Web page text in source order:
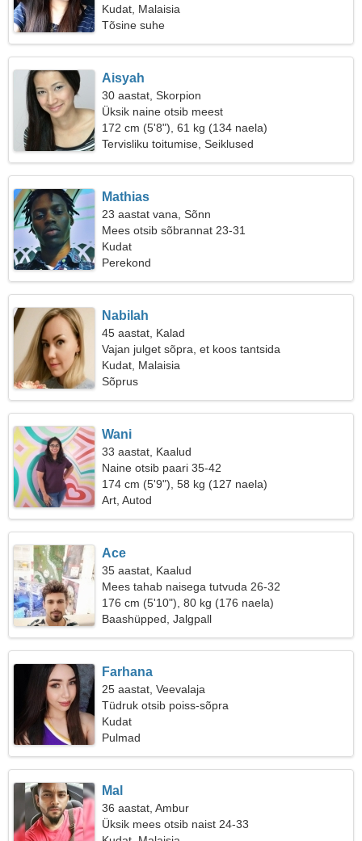
Kudat, Malaisia
Tõsine suhe
Aisyah
30 aastat, Skorpion
Üksik naine otsib meest
172 cm (5'8"), 61 kg (134 naela)
Tervisliku toitumise, Seiklused
Mathias
23 aastat vana, Sõnn
Mees otsib sõbrannat 23-31
Kudat
Perekond
Nabilah
45 aastat, Kalad
Vajan julget sõpra, et koos tantsida
Kudat, Malaisia
Sõprus
Wani
33 aastat, Kaalud
Naine otsib paari 35-42
174 cm (5'9"), 58 kg (127 naela)
Art, Autod
Ace
35 aastat, Kaalud
Mees tahab naisega tutvuda 26-32
176 cm (5'10"), 80 kg (176 naela)
Baashüpped, Jalgpall
Farhana
25 aastat, Veevalaja
Tüdruk otsib poiss-sõpra
Kudat
Pulmad
Mal
36 aastat, Ambur
Üksik mees otsib naist 24-33